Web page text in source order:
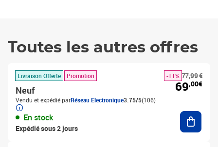
Toutes les autres offres
Livraison Offerte Promotion
Neuf
Vendu et expédié parRéseau Electronique3.75/5(106)
En stock
Expédié sous 2 jours
77,99 €
-11%
69,00€